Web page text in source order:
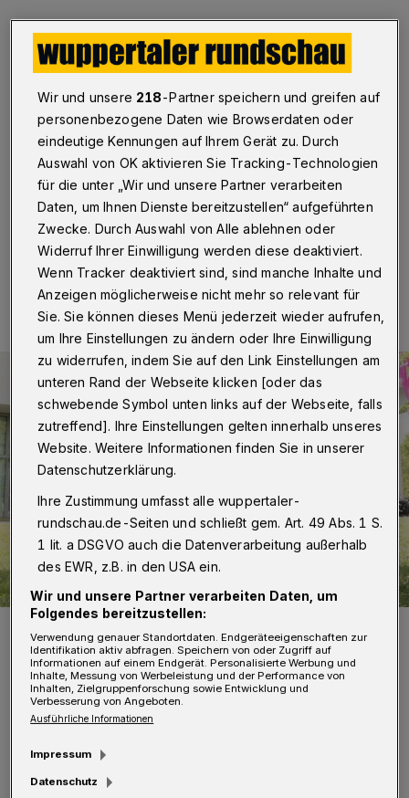
Wuppertal·Sprachlich verzerrte
Nachrichtenberichterstattung automatisiert
identifizieren zu können – mit dieser Herausforderung
Anastasia Zhukova in ihrer Masterarbeit. Für diese
gewann sie nun den „Women’s STEM Award 2019“.
Der internationale, mit 3.000 Euro dotierte Preis
zeichnet herausragende Abschlussarbeiten von Frauen
in den MINT-Fächern, also Mathematik, Informatik,
Naturwissenschaften und Technik, aus.
15.07.2019 , 14:19 Uhr Eine Minute Lesezeit
Anastasia Zhukova wurde für ihre Masterarbeit mit dem „Women's
STEM Award 2019“ ausgezeichnet.
Foto: Mikhail A. Zhukov
nastasia Zhukova promoviert derzeit am
Wir und unsere 218-Partner speichern und greifen auf
personenbezogene Daten wie Browserdaten oder
eindeutige Kennungen auf Ihrem Gerät zu. Durch
Auswahl von OK aktivieren Sie Tracking-Technologien
für die unter „Wir und unsere Partner verarbeiten
Daten, um Ihnen Dienste bereitzustellen“ aufgeführten
Zwecke. Durch Auswahl von Alle ablehnen oder
Widerruf Ihrer Einwilligung werden diese deaktiviert.
Wenn Tracker deaktiviert sind, sind manche Inhalte und
Anzeigen möglicherweise nicht mehr so relevant für
Sie. Sie können dieses Menü jederzeit wieder aufrufen,
um Ihre Einstellungen zu ändern oder Ihre Einwilligung
zu widerrufen, indem Sie auf den Link Einstellungen am
unteren Rand der Webseite klicken [oder das
schwebende Symbol unten links auf der Webseite, falls
zutreffend]. Ihre Einstellungen gelten innerhalb unseres
Website. Weitere Informationen finden Sie in unserer
Datenschutzerklärung.
Ihre Zustimmung umfasst alle wuppertaler-
rundschau.de-Seiten und schließt gem. Art. 49 Abs. 1 S.
1 lit. a DSGVO auch die Datenverarbeitung außerhalb
des EWR, z.B. in den USA ein.
Wir und unsere Partner verarbeiten Daten, um
Folgendes bereitzustellen:
Verwendung genauer Standortdaten. Endgeräteeigenschaften zur
Identifikation aktiv abfragen. Speichern von oder Zugriff auf
Informationen auf einem Endgerät. Personalisierte Werbung und
Inhalte, Messung von Werbeleistung und der Performance von
Inhalten, Zielgruppenforschung sowie Entwicklung und
Verbesserung von Angeboten.
Ausführliche Informationen
Impressum
Datenschutz